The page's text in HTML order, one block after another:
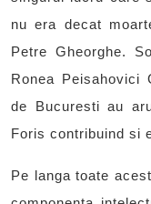
nu era decat
Petre Gheorghe.
Ronea Peisahovici
de Bucuresti au
Foris contribuind si
Pe langa toate